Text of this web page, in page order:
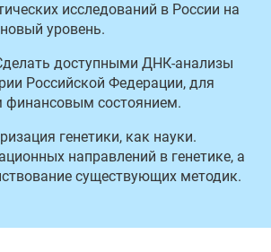
исследований в России на
уровень.
доступными ДНК-анализы
Российской Федерации, для
состоянием.
генетики, как науки.
направлений в генетике, а
существующих методик.